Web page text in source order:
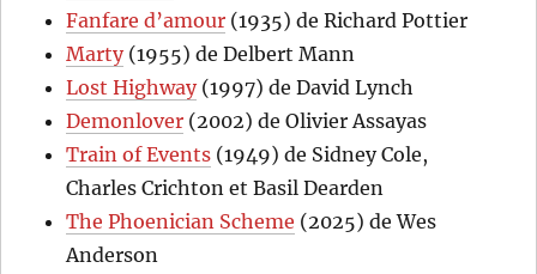
Fanfare d’amour (1935) de Richard Pottier
Marty(1955) de Delbert Mann
Lost Highway(1997) de David Lynch
Demonlover (2002) de Olivier Assayas
Train of Events (1949) de Sidney Cole,
Charles Crichton et Basil Dearden
The Phoenician Scheme (2025) de Wes
Anderson